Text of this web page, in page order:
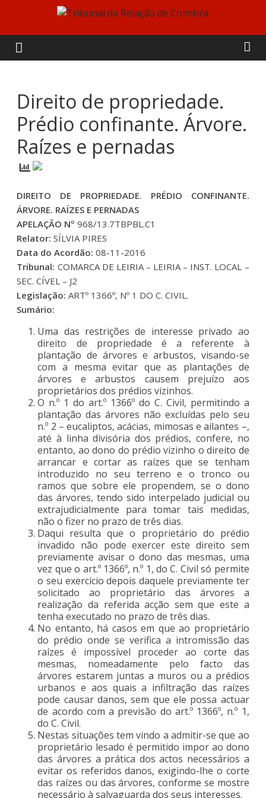
content
Tribunal
da
Relação
de
Coimbra
Direito de propriedade.
Prédio confinante. Árvore.
Raízes e pernadas
DIREITO DE PROPRIEDADE. PRÉDIO CONFINANTE.
ÁRVORE. RAÍZES E PERNADAS
APELAÇÃO Nº968/13.7TBPBL.C1
Relator:SÍLVIA PIRES
Data do Acordão:08-11-2016
Tribunal: COMARCA DE LEIRIA – LEIRIA – INST. LOCAL –
SEC. CÍVEL – J2
Legislação: ARTº 1366º, Nº 1 DO C. CIVIL.
Sumário:
Uma das restrições de interesse privado ao
direito de propriedade é a referente à
plantação de árvores e arbustos, visando-se
com a mesma evitar que as plantações de
árvores e arbustos causem prejuízo aos
proprietários dos prédios vizinhos.
O n.º 1 do art.º 1366º do C. Civil, permitindo a
plantação das árvores não excluídas pelo seu
n.º 2 – eucaliptos, acácias, mimosas e ailantes –,
até à linha divisória dos prédios, confere, no
entanto, ao dono do prédio vizinho o direito de
arrancar e cortar as raízes que se tenham
introduzido no seu terreno e o tronco ou
ramos que sobre ele propendem, se o dono
das árvores, tendo sido interpelado judicial ou
extrajudicialmente para tomar tais medidas,
não o fizer no prazo de três dias.
Daqui resulta que o proprietário do prédio
invadido não pode exercer este direito sem
previamente avisar o dono das mesmas, uma
vez que o art.º 1366º, n.º 1, do C. Civil só permite
o seu exercício depois daquele previamente ter
solicitado ao proprietário das árvores a
realização da referida acção sem que este a
tenha executado no prazo de três dias.
No entanto, há casos em que ao proprietário
do prédio onde se verifica a intromissão das
raízes é impossível proceder ao corte das
mesmas, nomeadamente pelo facto das
árvores estarem juntas a muros ou a prédios
urbanos e aos quais a infiltração das raízes
pode causar danos, sem que ele possa actuar
de acordo com a previsão do art.º 1366º, n.º 1,
do C. Civil.
Nestas situações tem vindo a admitir-se que ao
proprietário lesado é permitido impor ao dono
das árvores a prática dos actos necessários a
evitar os referidos danos, exigindo-lhe o corte
das raízes ou das árvores, conforme se mostre
necessário à salvaguarda dos seus interesses.